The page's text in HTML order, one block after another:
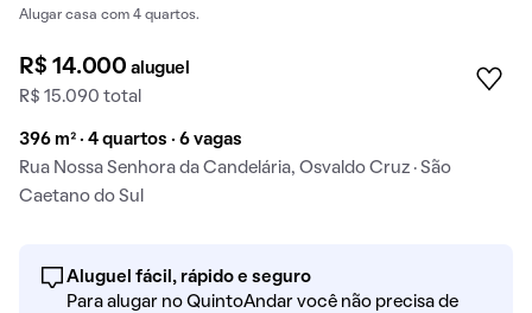
Alugar casa com 4 quartos.
R$ 14.000aluguel
R$ 15.090 total
396 m² · 4 quartos · 6 vagas
Rua Nossa Senhora da Candelária, Osvaldo Cruz · São
Caetano do Sul
Aluguel fácil, rápido e seguro
Para alugar no QuintoAndar você não precisa de